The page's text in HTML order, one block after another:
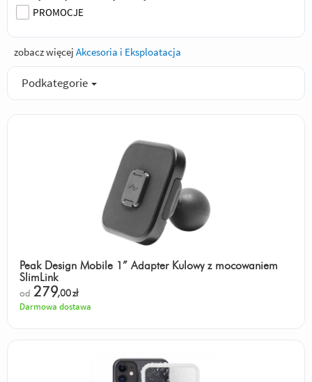
PROMOCJE
zobacz więcej Akcesoria i Eksploatacja
Podkategorie
Peak Design Mobile 1” Adapter Kulowy z mocowaniem
SlimLink
od 279,00zł
Darmowa dostawa